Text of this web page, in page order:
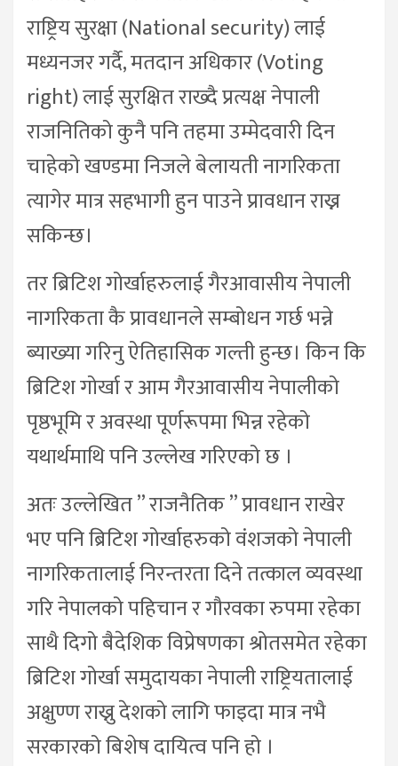
राष्ट्रिय सुरक्षा (National security) लाई
मध्यनजर गर्दै, मतदान अधिकार (Voting
right) लाई सुरक्षित राख्दै प्रत्यक्ष नेपाली
राजनितिको कुनै पनि तहमा उम्मेदवारी दिन
चाहेको खण्डमा निजले बेलायती नागरिकता
त्यागेर मात्र सहभागी हुन पाउने प्रावधान राख्न
सकिन्छ।
तर ब्रिटिश गोर्खाहरुलाई गैरआवासीय नेपाली
नागरिकता कै प्रावधानले सम्बोधन गर्छ भन्ने
ब्याख्या गरिनु ऐतिहासिक गल्ती हुन्छ। किन कि
ब्रिटिश गोर्खा र आम गैरआवासीय नेपालीको
पृष्ठभूमि र अवस्था पूर्णरूपमा भिन्न रहेको
यथार्थमाथि पनि उल्लेख गरिएको छ ।
अतः उल्लेखित ” राजनैतिक ” प्रावधान राखेर
भए पनि ब्रिटिश गोर्खाहरुको वंशजको नेपाली
नागरिकतालाई निरन्तरता दिने तत्काल व्यवस्था
गरि नेपालको पहिचान र गौरवका रुपमा रहेका
साथै दिगो बैदेशिक विप्रेषणका श्रोतसमेत रहेका
ब्रिटिश गोर्खा समुदायका नेपाली राष्ट्रियतालाई
अक्षुण्ण राख्नु देशको लागि फाइदा मात्र नभै
सरकारको बिशेष दायित्व पनि हो ।